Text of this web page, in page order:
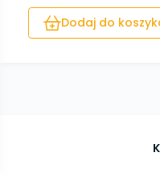
Dodaj do